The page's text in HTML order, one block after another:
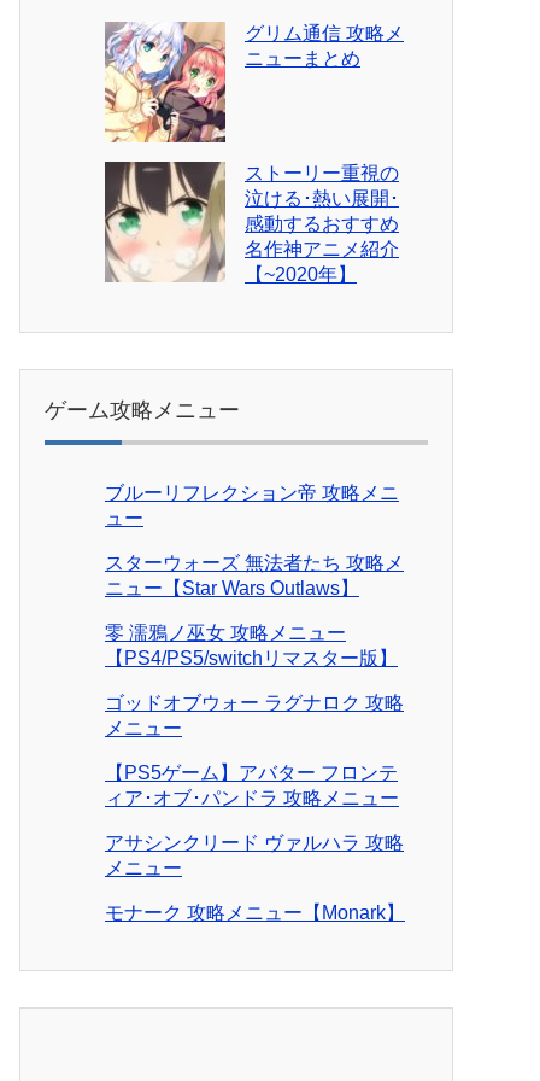
グリム通信 攻略メ
ニューまとめ
ストーリー重視の
泣ける･熱い展開･
感動するおすすめ
名作神アニメ紹介
【~2020年】
ゲーム攻略メニュー
ブルーリフレクション帝 攻略メニ
ュー
スターウォーズ 無法者たち 攻略メ
ニュー【Star Wars Outlaws】
零 濡鴉ノ巫女 攻略メニュー
【PS4/PS5/switchリマスター版】
ゴッドオブウォー ラグナロク 攻略
メニュー
【PS5ゲーム】アバター フロンテ
ィア･オブ･パンドラ 攻略メニュー
アサシンクリード ヴァルハラ 攻略
メニュー
モナーク 攻略メニュー【Monark】